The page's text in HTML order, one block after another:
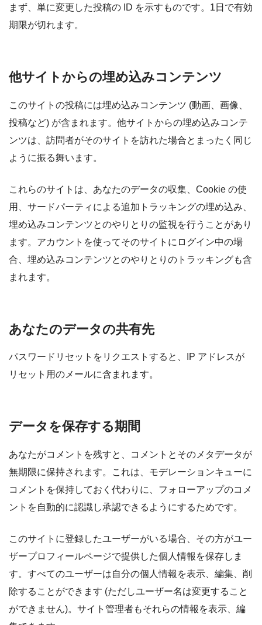
まず、単に変更した投稿の ID を示すものです。1日で有効
期限が切れます。
他サイトからの埋め込みコンテンツ
このサイトの投稿には埋め込みコンテンツ (動画、画像、
投稿など) が含まれます。他サイトからの埋め込みコンテ
ンツは、訪問者がそのサイトを訪れた場合とまったく同じ
ように振る舞います。
これらのサイトは、あなたのデータの収集、Cookie の使
用、サードパーティによる追加トラッキングの埋め込み、
埋め込みコンテンツとのやりとりの監視を行うことがあり
ます。アカウントを使ってそのサイトにログイン中の場
合、埋め込みコンテンツとのやりとりのトラッキングも含
まれます。
あなたのデータの共有先
パスワードリセットをリクエストすると、IP アドレスが
リセット用のメールに含まれます。
データを保存する期間
あなたがコメントを残すと、コメントとそのメタデータが
無期限に保持されます。これは、モデレーションキューに
コメントを保持しておく代わりに、フォローアップのコメ
ントを自動的に認識し承認できるようにするためです。
このサイトに登録したユーザーがいる場合、その方がユー
ザープロフィールページで提供した個人情報を保存しま
す。すべてのユーザーは自分の個人情報を表示、編集、削
除することができます (ただしユーザー名は変更すること
ができません)。サイト管理者もそれらの情報を表示、編